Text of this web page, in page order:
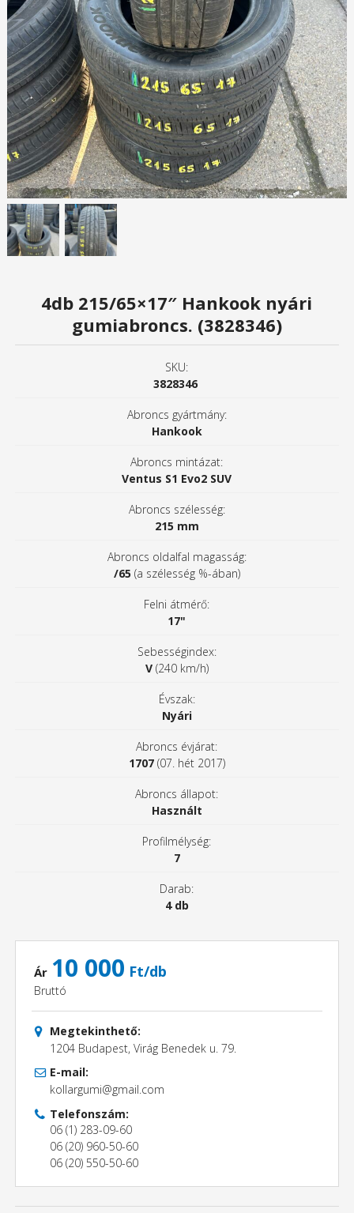
4db 215/65×17″ Hankook nyári
gumiabroncs. (3828346)
SKU:
3828346
Abroncs gyártmány:
Hankook
Abroncs mintázat:
Ventus S1 Evo2 SUV
Abroncs szélesség:
215 mm
Abroncs oldalfal magasság:
/65 (a szélesség %-ában)
Felni átmérő:
17"
Sebességindex:
V (240 km/h)
Évszak:
Nyári
Abroncs évjárat:
1707(07. hét 2017)
Abroncs állapot:
Használt
Profilmélység:
7
Darab:
4 db
Ár 10 000 Ft/db
Bruttó
Megtekinthető:
1204 Budapest, Virág Benedek u. 79.
E-mail:
kollargumi@gmail.com
Telefonszám:
06 (1) 283-09-60
06 (20) 960-50-60
06 (20) 550-50-60